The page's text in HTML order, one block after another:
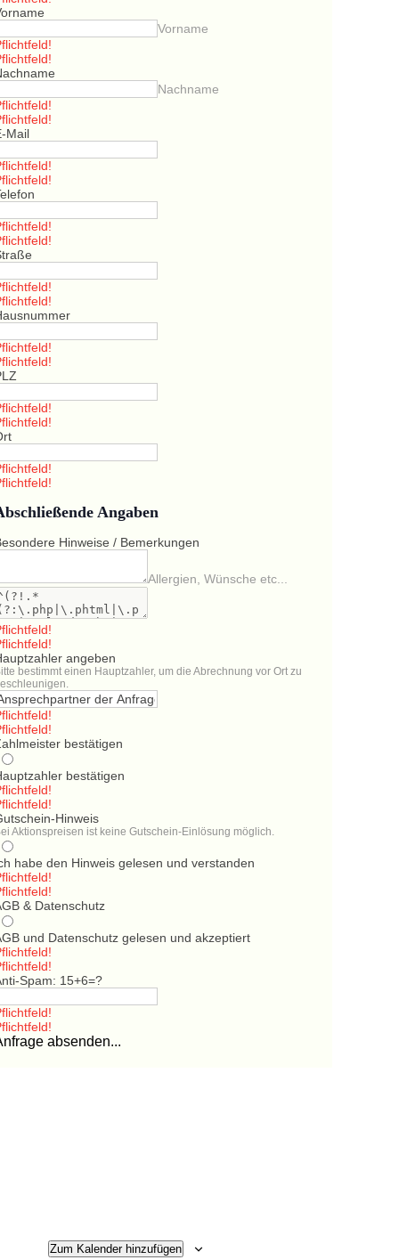
Vorname
Nachname
Mail
Angaben
Hinweise / Bemerkungen
Allergien, Wünsche etc...
angeben
bestimmt einen Hauptzahler, um die Abrechnung vor Ort zu
bestätigen
bestätigen
Hinweis
Aktionspreisen ist keine Gutschein-Einlösung möglich.
habe den Hinweis gelesen und verstanden
& Datenschutz
und Datenschutz gelesen und akzeptiert
Spam: 15+6=?
absenden...
Zum Kalender hinzufügen